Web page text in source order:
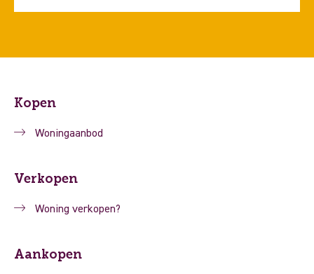
Kopen
Woningaanbod
Verkopen
Woning verkopen?
Aankopen